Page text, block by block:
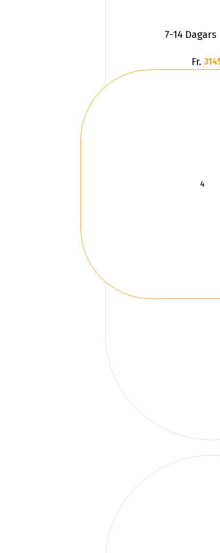
7-14
Fr.